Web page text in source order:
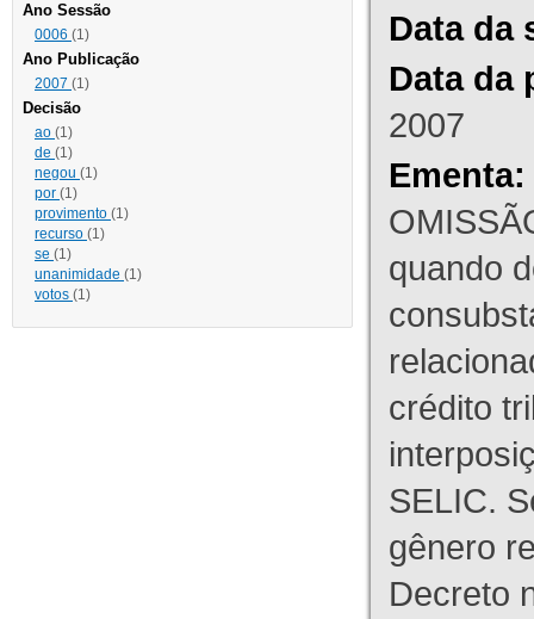
Ano Sessão
0006 (1)
Ano Publicação
2007 (1)
Decisão
ao (1)
de (1)
negou (1)
por (1)
provimento (1)
recurso (1)
se (1)
unanimidade (1)
votos (1)
Data da
Data da
2007
Ementa:
quando
crédito
SELIC.
gênero
Decreto